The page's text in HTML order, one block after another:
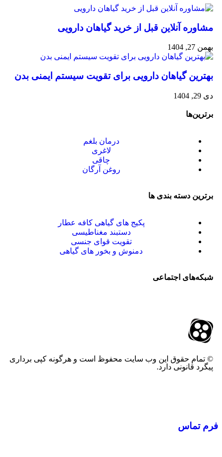
مشاوره آنلاین قبل از خرید گیاهان دارویی
بهمن 27, 1404
بهترین گیاهان دارویی برای تقویت سیستم ایمنی بدن
دی 29, 1404
برترین‌ها
درمان بلغم
لاغری
چاقی
روغن آرگان
برترین‌ دسته بندی ها
پکیج های گیاهی کافه عطار
دستبند مغناطیسی
تقویت قوای جنسی
دمنوش و بخور های گیاهی
شبکه‌های اجتماعی
© تمام حقوق این وب سایت محفوظ است و هرگونه کپی برداری
پیگرد قانونی دارد.
فرم تماس